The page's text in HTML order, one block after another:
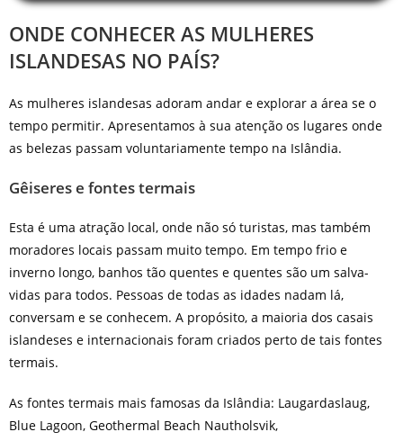
ONDE CONHECER AS MULHERES
ISLANDESAS NO PAÍS?
As mulheres islandesas adoram andar e explorar a área se o
tempo permitir. Apresentamos à sua atenção os lugares onde
as belezas passam voluntariamente tempo na Islândia.
Gêiseres e fontes termais
Esta é uma atração local, onde não só turistas, mas também
moradores locais passam muito tempo. Em tempo frio e
inverno longo, banhos tão quentes e quentes são um salva-
vidas para todos. Pessoas de todas as idades nadam lá,
conversam e se conhecem. A propósito, a maioria dos casais
islandeses e internacionais foram criados perto de tais fontes
termais.
As fontes termais mais famosas da Islândia: Laugardaslaug,
Blue Lagoon, Geothermal Beach Nautholsvik,